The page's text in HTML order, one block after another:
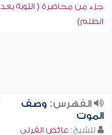
جزء من محاضرة ( التوبة بعد
الظلم)
الفهرس: وصف
الموت
للشيخ: عائض القرني